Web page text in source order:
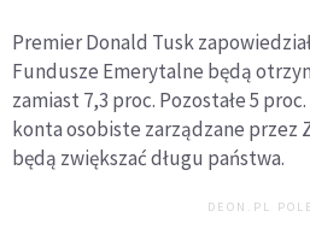
Premier Donald Tusk
Fundusze Emerytalne będą
zamiast 7,3 proc. Pozostałe 5
konta osobiste zarządzane przez
będą zwiększać długu państwa.
DEON.PL